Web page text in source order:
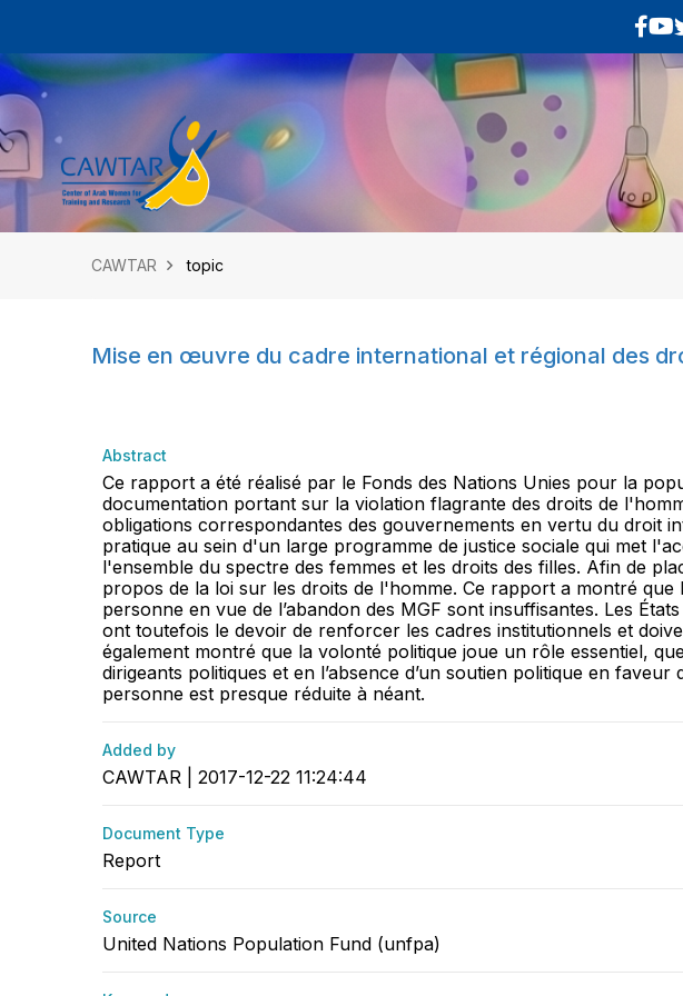
CAWTAR topic
Mise en œuvre du cadre international et régional des
Abstract
Ce rapport a été réalisé par le Fonds des Nations Unies pour la
documentation portant sur la violation flagrante des droits de
obligations correspondantes des gouvernements en vertu du droit
pratique au sein d'un large programme de justice sociale qui met
l'ensemble du spectre des femmes et les droits des filles. Afin de
propos de la loi sur les droits de l'homme. Ce rapport a montré
personne en vue de l’abandon des MGF sont insuffisantes. Les
ont toutefois le devoir de renforcer les cadres institutionnels et
également montré que la volonté politique joue un rôle essentiel,
dirigeants politiques et en l’absence d’un soutien politique en
personne est presque réduite à néant.
Added by
CAWTAR | 2017-12-22 11:24:44
Document Type
Report
Source
United Nations Population Fund (unfpa)